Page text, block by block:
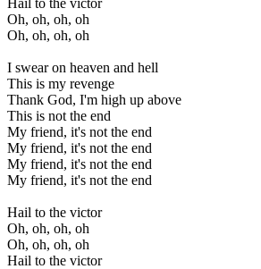
Oh, oh, oh, oh
Oh, oh, oh, oh
I swear on heaven and hell
This is my revenge
Thank God, I'm high up above
This is not the end
My friend, it's not the end
My friend, it's not the end
My friend, it's not the end
My friend, it's not the end
Hail to the victor
Oh, oh, oh, oh
Oh, oh, oh, oh
Hail to the victor